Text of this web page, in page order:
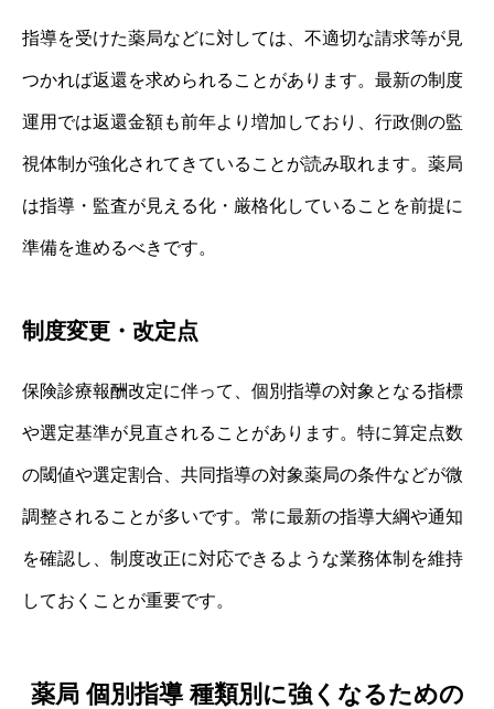
指導を受けた薬局などに対しては、不適切な請求等が見
つかれば返還を求められることがあります。最新の制度
運用では返還金額も前年より増加しており、行政側の監
視体制が強化されてきていることが読み取れます。薬局
は指導・監査が見える化・厳格化していることを前提に
準備を進めるべきです。
制度変更・改定点
保険診療報酬改定に伴って、個別指導の対象となる指標
や選定基準が見直されることがあります。特に算定点数
の閾値や選定割合、共同指導の対象薬局の条件などが微
調整されることが多いです。常に最新の指導大綱や通知
を確認し、制度改正に対応できるような業務体制を維持
しておくことが重要です。
薬局 個別指導 種類別に強くなるための